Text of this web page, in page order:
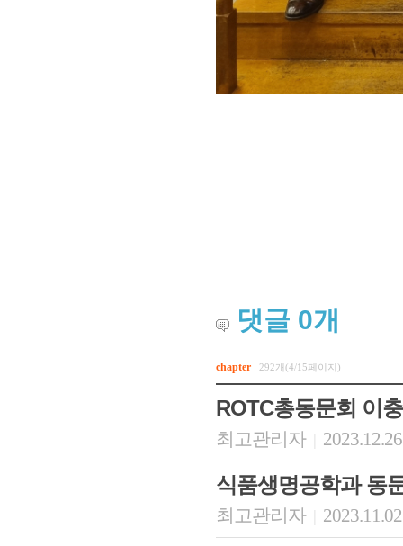
댓글 0개
chapter 292개(4/15페이지)
ROTC총동문회 이
최고관리자
식품생명공학과 동
최고관리자